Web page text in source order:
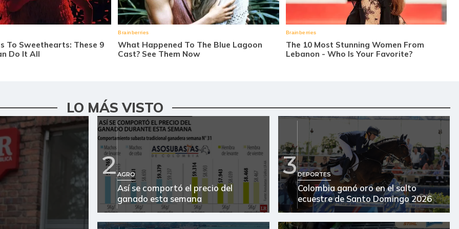
LO MÁS VISTO
2AGRO
Así se comportó el precio del
ganado esta semana
3DEPORTES
Colombia ganó oro en el salto
ecuestre de Santo Domingo 2026